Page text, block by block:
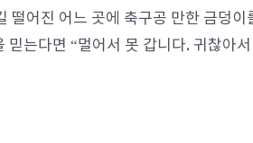
떨어진 어느 곳에 축구공 만한 금덩이
는다면 “멀어서 못 갑니다. 귀찮아